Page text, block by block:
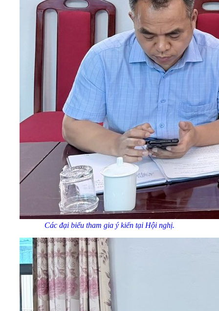
Các đại biểu tham gia ý kiến tại Hội nghị.